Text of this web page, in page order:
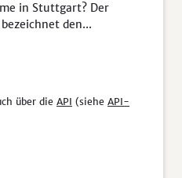
in Stuttgart? Der
den...
über die API (siehe API-